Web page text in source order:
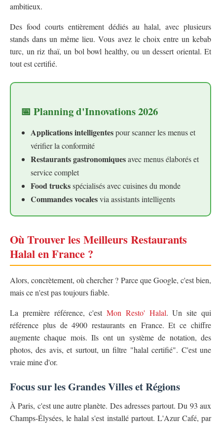
ambitieux.
Des food courts entièrement dédiés au halal, avec plusieurs
stands dans un même lieu. Vous avez le choix entre un kebab
turc, un riz thaï, un bol bowl healthy, ou un dessert oriental. Et
tout est certifié.
📅 Planning d'Innovations 2026
Applications intelligentespour scanner les menus et
vérifier la conformité
Restaurants gastronomiquesavec menus élaborés et
service complet
Food trucksspécialisés avec cuisines du monde
Commandes vocalesvia assistants intelligents
Où Trouver les Meilleurs Restaurants
Halal en France ?
Alors, concrètement, où chercher ? Parce que Google, c'est bien,
mais ce n'est pas toujours fiable.
La première référence, c'estMon Resto' Halal. Un site qui
référence plus de 4900 restaurants en France. Et ce chiffre
augmente chaque mois. Ils ont un système de notation, des
photos, des avis, et surtout, un filtre "halal certifié". C'est une
vraie mine d'or.
Focus sur les Grandes Villes et Régions
À Paris, c'est une autre planète. Des adresses partout. Du 93 aux
Champs-Élysées, le halal s'est installé partout. L'Azur Café, par